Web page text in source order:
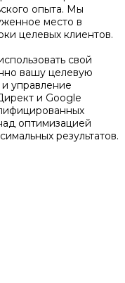
опыта. Мы
место в
целевых клиентов.
свой
вашу целевую
управление
и Google
оптимизацией
результатов.